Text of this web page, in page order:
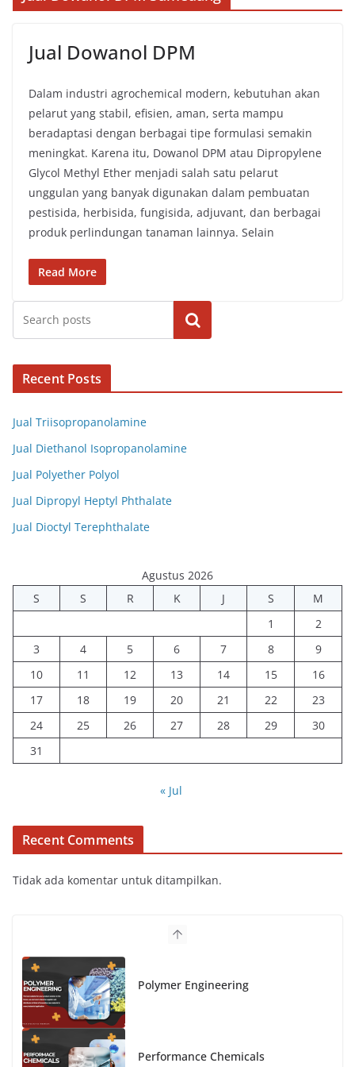
Jual Dowanol DPM
Dalam industri agrochemical modern, kebutuhan akan
pelarut yang stabil, efisien, aman, serta mampu
beradaptasi dengan berbagai tipe formulasi semakin
meningkat. Karena itu, Dowanol DPM atau Dipropylene
Glycol Methyl Ether menjadi salah satu pelarut
unggulan yang banyak digunakan dalam pembuatan
pestisida, herbisida, fungisida, adjuvant, dan berbagai
produk perlindungan tanaman lainnya. Selain
Read More
Cari
Recent Posts
Jual Triisopropanolamine
Jual Diethanol Isopropanolamine
Jual Polyether Polyol
Jual Dipropyl Heptyl Phthalate
Jual Dioctyl Terephthalate
Agustus 2026
S
S R K J S
M
1
2
3
4 5 6 7 8
9
10
11 12 13 14 15
16
17
18 19 20 21 22
23
24
25 26 27 28 29
30
31
« Jul
Recent Comments
Tidak ada komentar untuk ditampilkan.
Polymer Engineering
Performance Chemicals